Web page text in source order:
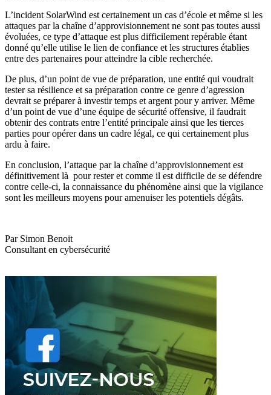
L’incident SolarWind est certainement un cas d’école et même si les
attaques par la chaîne d’approvisionnement ne sont pas toutes aussi
évoluées, ce type d’attaque est plus difficilement repérable étant
donné qu’elle utilise le lien de confiance et les structures établies
entre des partenaires pour atteindre la cible recherchée.
De plus, d’un point de vue de préparation, une entité qui voudrait
tester sa résilience et sa préparation contre ce genre d’agression
devrait se préparer à investir temps et argent pour y arriver. Même
d’un point de vue d’une équipe de sécurité offensive, il faudrait
obtenir des contrats entre l’entité principale ainsi que les tierces
parties pour opérer dans un cadre légal, ce qui certainement plus
ardu à faire.
En conclusion, l’attaque par la chaîne d’approvisionnement est
définitivement là pour rester et comme il est difficile de se défendre
contre celle-ci, la connaissance du phénomène ainsi que la vigilance
sont les meilleurs moyens pour amenuiser les potentiels dégâts.
Par Simon Benoit
Consultant en cybersécurité